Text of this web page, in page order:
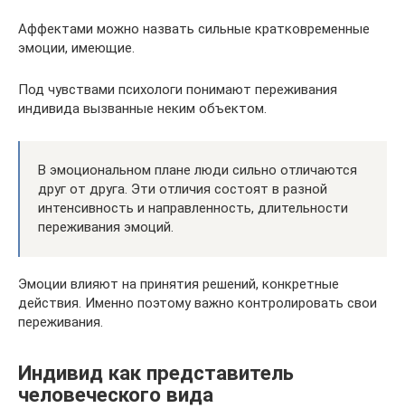
Аффектами можно назвать сильные кратковременные
эмоции, имеющие.
Под чувствами психологи понимают переживания
индивида вызванные неким объектом.
В эмоциональном плане люди сильно отличаются
друг от друга. Эти отличия состоят в разной
интенсивность и направленность, длительности
переживания эмоций.
Эмоции влияют на принятия решений, конкретные
действия. Именно поэтому важно контролировать свои
переживания.
Индивид как представитель
человеческого вида